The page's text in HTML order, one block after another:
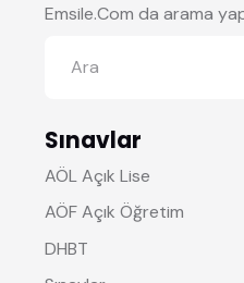
Emsile.Com da arama
Sınavlar
AÖL Açık Lise
AÖF Açık Öğretim
DHBT